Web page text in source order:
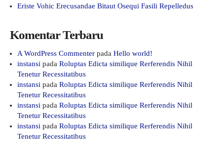
Eriste Vohic Erecusandae Bitaut Osequi Fasili Repelledus
Komentar Terbaru
A WordPress Commenter pada Hello world!
instansi pada Roluptas Edicta similique Rerferendis Nihil
Tenetur Recessitatibus
instansi pada Roluptas Edicta similique Rerferendis Nihil
Tenetur Recessitatibus
instansi pada Roluptas Edicta similique Rerferendis Nihil
Tenetur Recessitatibus
instansi pada Roluptas Edicta similique Rerferendis Nihil
Tenetur Recessitatibus